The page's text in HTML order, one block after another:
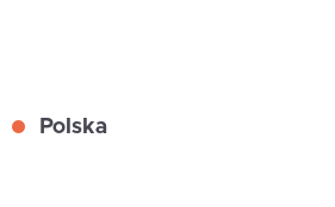
Polska